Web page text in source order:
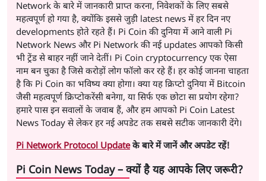
Network के बारे में जानकारी प्राप्त करना, निवेशकों के लिए सबसे
महत्वपूर्ण हो गया है, क्योंकि इससे जुड़ी latest news में हर दिन नए
developments होते रहते हैं। Pi Coin की दुनिया में आने वाली Pi
Network News और Pi Network की नई updates आपको किसी
भी ट्रेंड से बाहर नहीं जाने देतीं। Pi Coin cryptocurrency एक ऐसा
नाम बन चुका है जिसे करोड़ों लोग फॉलो कर रहे हैं। हर कोई जानना चाहता
है कि Pi Coin का भविष्य क्या होगा। क्या यह क्रिप्टो दुनिया में Bitcoin
जैसी महत्वपूर्ण क्रिप्टोकरेंसी बनेगा, या सिर्फ एक छोटा सा प्रयोग रहेगा?
हमारे पास इन सवालों के जवाब हैं, और हम आपको Pi Coin Latest
News Today से लेकर हर नई अपडेट तक सबसे सटीक जानकारी देंगे।
Pi Network Protocol Updateके बारे में जानें और अपडेट रहें!
Pi Coin News Today – क्यों है यह आपके लिए जरूरी?